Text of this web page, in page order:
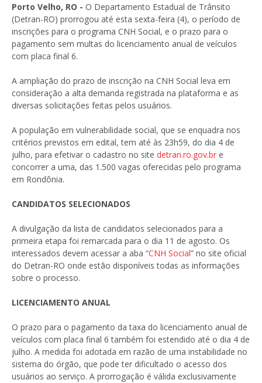
Porto Velho, RO - O Departamento Estadual de Trânsito
(Detran-RO) prorrogou até esta sexta-feira (4), o período de
inscrições para o programa CNH Social, e o prazo para o
pagamento sem multas do licenciamento anual de veículos
com placa final 6.
A ampliação do prazo de inscrição na CNH Social leva em
consideração a alta demanda registrada na plataforma e as
diversas solicitações feitas pelos usuários.
A população em vulnerabilidade social, que se enquadra nos
critérios previstos em edital, tem até às 23h59, do dia 4 de
julho, para efetivar o cadastro no site detran.ro.gov.br e
concorrer a uma, das 1.500 vagas oferecidas pelo programa
em Rondônia.
CANDIDATOS SELECIONADOS
A divulgação da lista de candidatos selecionados para a
primeira etapa foi remarcada para o dia 11 de agosto. Os
interessados devem acessar a aba “CNH Social” no site oficial
do Detran-RO onde estão disponíveis todas as informações
sobre o processo.
LICENCIAMENTO ANUAL
O prazo para o pagamento da taxa do licenciamento anual de
veículos com placa final 6 também foi estendido até o dia 4 de
julho. A medida foi adotada em razão de uma instabilidade no
sistema do órgão, que pode ter dificultado o acesso dos
usuários ao serviço. A prorrogação é válida exclusivamente